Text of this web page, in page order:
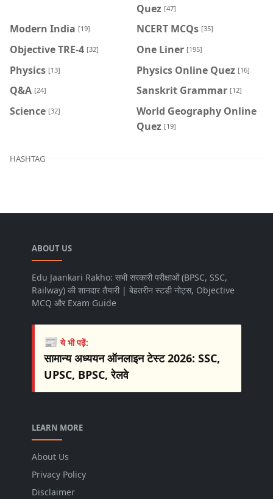
Quez [47]
Modern India [19] NCERT MCQs [35]
Objective TRE-4 [32] One Liner [195]
Physics [13] Physics Online Quez [16]
Q&A [24] Sanskrit Grammar [12]
Science [32]
World Geography Online
Quez [19]
HASHTAG
ABOUT US
Edu Jaankari Rakho: सभी सरकारी परीक्षाओं (BPSC, SSC,
Railway) की शानदार तैयारी | बेहतरीन स्टडी नोट्स, Objective
MCQ और Exam Guide
📰ये भी पढ़ें:
सामान्य अध्ययन ऑनलाइन टेस्ट 2026: SSC,
UPSC, BPSC, रेलवे
LEARN MORE
About Us
Privacy Policy
Disclaimer